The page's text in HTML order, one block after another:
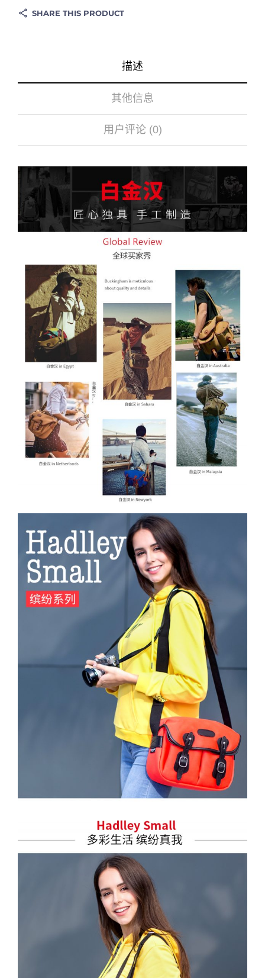
SHARE THIS PRODUCT
描述
其他信息
用户评论 (0)